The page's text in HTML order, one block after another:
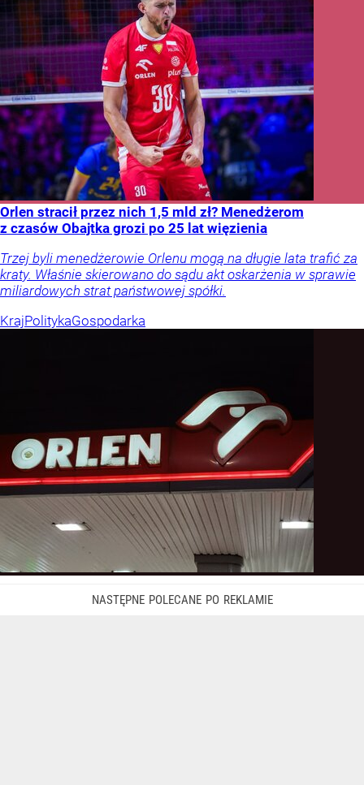
Orlen stracił przez nich 1,5 mld zł? Menedżerom
z czasów Obajtka grozi po 25 lat więzienia
Trzej byli menedżerowie Orlenu mogą na długie lata trafić za
kraty. Właśnie skierowano do sądu akt oskarżenia w sprawie
miliardowych strat państwowej spółki.
KrajPolitykaGospodarka